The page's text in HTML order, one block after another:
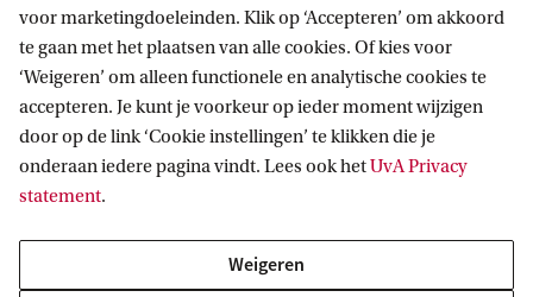
Informatie voor
Bachelorstudiekiezers
Masterstudiekiezers
Journalisten
Direct naar
Contact
voor marketingdoeleinden. Klik op ‘Accepteren’ om akkoord
te gaan met het plaatsen van alle cookies. Of kies voor
‘Weigeren’ om alleen functionele en analytische cookies te
accepteren. Je kunt je voorkeur op ieder moment wijzigen
door op de link ‘Cookie instellingen’ te klikken die je
onderaan iedere pagina vindt. Lees ook hetUvA Privacy
statement.
Weigeren